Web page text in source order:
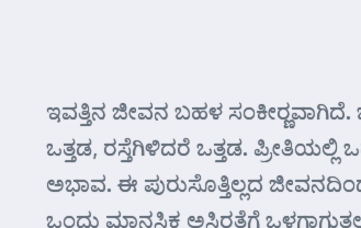
ಇವತ್ತಿನ ಜೀವನ ಬಹಳ ಸಂಕೀರ್‍ಣವಾಗಿದೆ.
ಒತ್ತಡ, ರಸ್ತೆಗಿಳಿದರೆ ಒತ್ತಡ.
ಅಭಾವ. ಈ ಪುರುಸೊತ್ತಿಲ್ಲದ
ಒಂದು ಮಾನಸಿಕ ಅಸ್ಥಿರತೆಗೆ